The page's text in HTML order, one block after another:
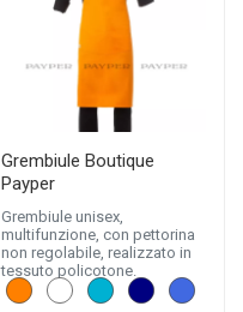
Grembiule Boutique
Payper
Grembiule unisex,
multifunzione, con pettorina
non regolabile, realizzato in
tessuto policotone.